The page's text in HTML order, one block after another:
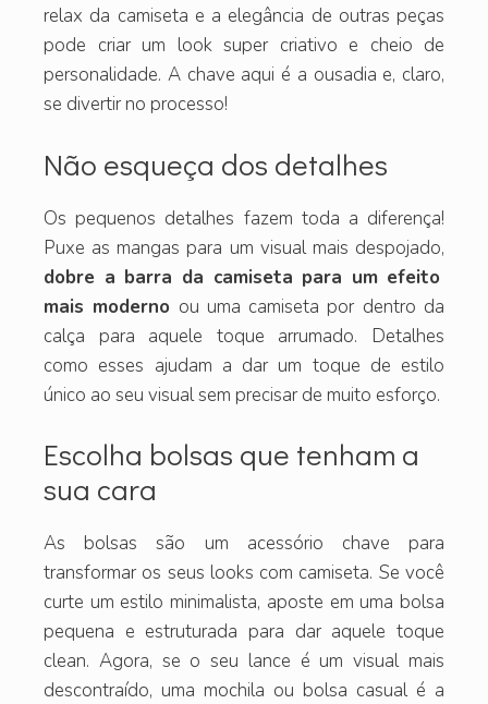
relax da camiseta e a elegância de outras peças
pode criar um look super criativo e cheio de
personalidade. A chave aqui é a ousadia e, claro,
se divertir no processo!
Não esqueça dos detalhes
Os pequenos detalhes fazem toda a diferença!
Puxe as mangas para um visual mais despojado,
dobre a barra da camiseta para um efeito
mais moderno ou uma camiseta por dentro da
calça para aquele toque arrumado. Detalhes
como esses ajudam a dar um toque de estilo
único ao seu visual sem precisar de muito esforço.
Escolha bolsas que tenham a
sua cara
As bolsas são um acessório chave para
transformar os seus looks com camiseta. Se você
curte um estilo minimalista, aposte em uma bolsa
pequena e estruturada para dar aquele toque
clean. Agora, se o seu lance é um visual mais
descontraído, uma mochila ou bolsa casual é a